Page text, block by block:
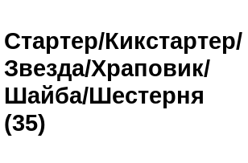
Стартер/Кикстартер/
Звезда/Храповик/
Шайба/Шестерня
(35)